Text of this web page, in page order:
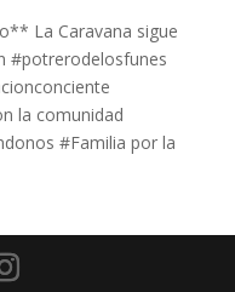
La Caravana sigue
#potrerodelosfunes
la comunidad
#Familia por la